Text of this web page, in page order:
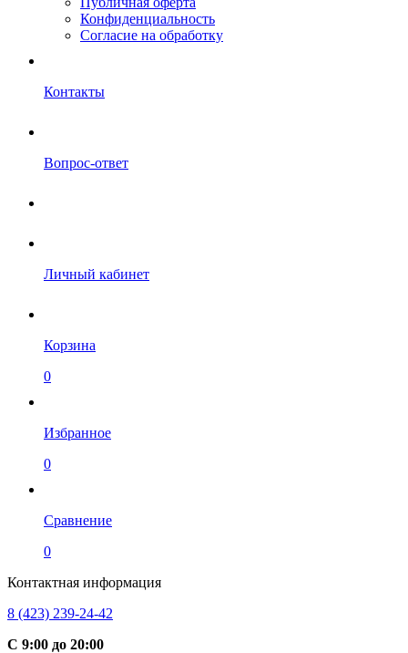
Конфиденциальность
Согласие на обработку
Контакты
Вопрос-ответ
Личный кабинет
Корзина
0
Избранное
0
Сравнение
0
Контактная информация
8 (423) 239-24-42
С 9:00 до 20:00